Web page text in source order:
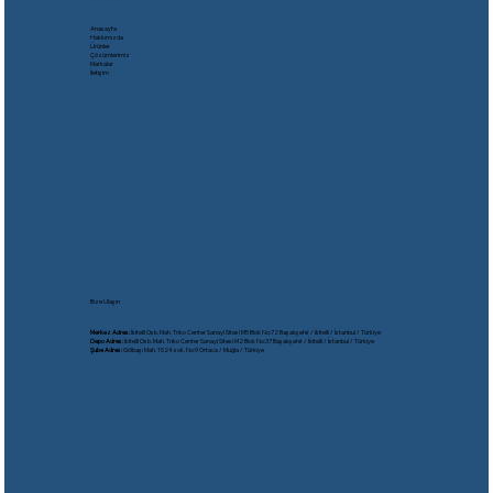
Anasayfa
Hakkımızda
Ürünler
Çözümlerimiz
Markalar
İletişim
Bize Ulaşın
Merkez Adres:İkitelli Osb. Mah. Triko Center Sanayi Sitesi M5 Blok No:72 Başakşehir / İkitelli / İstanbul / Türkiye
Depo Adres:İkitelli Osb. Mah. Triko Center Sanayi Sitesi M2 Blok No:37 Başakşehir / İkitelli / İstanbul / Türkiye
Şube Adres:Gölbaşı Mah. 1524 sok. No:9 Ortaca / Muğla / Türkiye